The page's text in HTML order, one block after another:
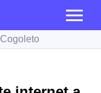
Cogoleto